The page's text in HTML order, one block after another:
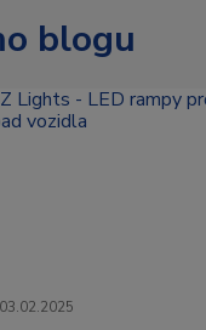
blogu
03.02.2025